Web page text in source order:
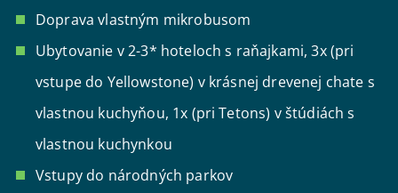
Doprava vlastným mikrobusom
Ubytovanie v 2-3* hoteloch s raňajkami, 3x (pri
vstupe do Yellowstone) v krásnej drevenej chate s
vlastnou kuchyňou, 1x (pri Tetons) v štúdiách s
vlastnou kuchynkou
Vstupy do národných parkov